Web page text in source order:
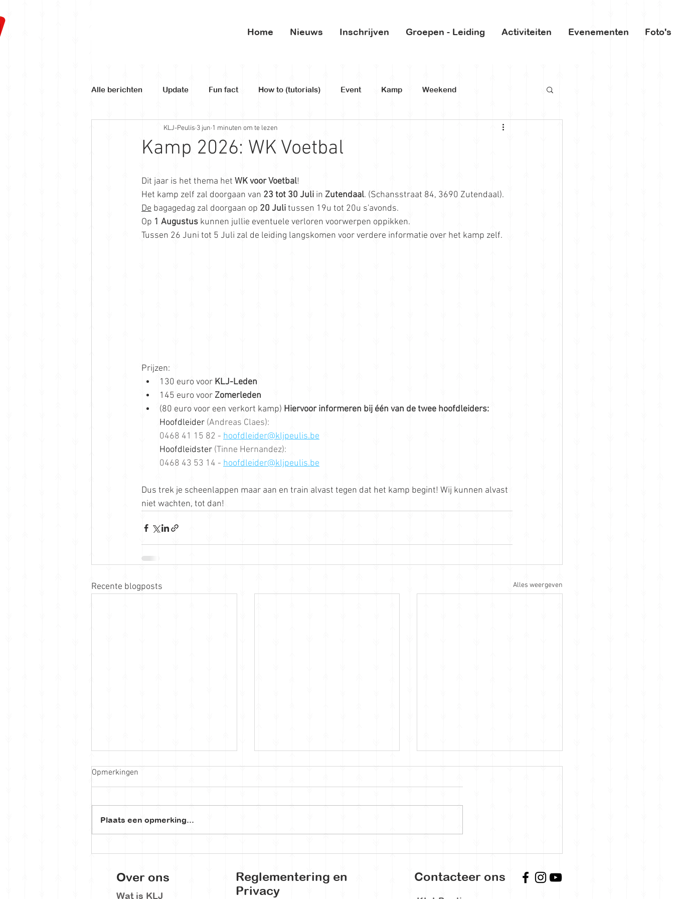
Home Nieuws Inschrijven Groepen - Leiding Activiteiten Evenementen Foto's
Alle berichten Update Fun fact How to (tutorials) Event Kamp Weekend
Kamp 2026: WK Voetbal
KLJ-Peulis 3 jun 1 minuten om te lezen
Dit jaar is het thema het WK voor Voetbal!
Het kamp zelf zal doorgaan van 23 tot 30 Juli in Zutendaal. (Schansstraat 84, 3690 Zutendaal).
De bagagedag zal doorgaan op 20 Juli tussen 19u tot 20u s'avonds.
Op 1 Augustus kunnen jullie eventuele verloren voorwerpen oppikken.
Tussen 26 Juni tot 5 Juli zal de leiding langskomen voor verdere informatie over het kamp zelf.
Prijzen:
130 euro voor KLJ-Leden
145 euro voor Zomerleden
(80 euro voor een verkort kamp) Hiervoor informeren bij één van de twee hoofdleiders:
Hoofdleider (Andreas Claes):
0468 41 15 82 - hoofdleider@kljpeulis.be
Hoofdleidster (Tinne Hernandez):
0468 43 53 14 - hoofdleider@kljpeulis.be
Dus trek je scheenlappen maar aan en train alvast tegen dat het kamp begint! Wij kunnen alvast
niet wachten, tot dan!
Recente blogposts Alles weergeven
KAMP 2025
Opmerkingen
Plaats een opmerking...
Over ons
Wat is KLJ
Reglementering en
Privacy
Contacteer ons